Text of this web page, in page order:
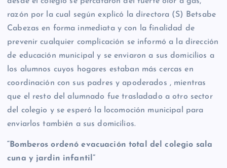
razón por la cual según explicó la directora (S) Betsabe
Cabezas en forma inmediata y con la finalidad de
prevenir cualquier complicación se informó a la dirección
de educación municipal y se enviaron a sus domicilios a
los alumnos cuyos hogares estaban más cercas en
coordinación con sus padres y apoderados , mientras
que el resto del alumnado fue trasladado a otro sector
del colegio y se esperó la locomoción municipal para
enviarlos también a sus domicilios.
“Bomberos ordenó evacuación total del colegio sala
cuna y jardin infantil”